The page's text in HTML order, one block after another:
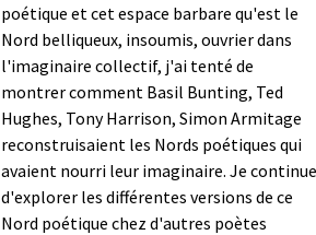
poétique et cet espace barbare qu'est le
Nord belliqueux, insoumis, ouvrier dans
l'imaginaire collectif, j'ai tenté de
montrer comment Basil Bunting, Ted
Hughes, Tony Harrison, Simon Armitage
reconstruisaient les Nords poétiques qui
avaient nourri leur imaginaire. Je continue
d'explorer les différentes versions de ce
Nord poétique chez d'autres poètes